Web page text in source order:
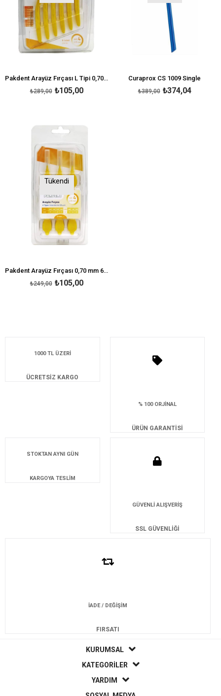
Pakdent Arayüz Fırçası L Tipi 0,70 mm 6'lı - Sarı
₺105,00
₺289,00
Curaprox CS 1009 Single
₺374,04
₺389,00
Tükendi
Pakdent Arayüz Fırçası 0,70 mm 6'lı - Sarı
₺105,00
₺249,00
1000 TL ÜZERİ
ÜCRETSİZ KARGO
% 100 ORJİNAL
ÜRÜN GARANTİSİ
STOKTAN AYNI GÜN
KARGOYA TESLİM
GÜVENLİ ALIŞVERİŞ
SSL GÜVENLİĞİ
İADE / DEĞİŞİM
FIRSATI
KURUMSAL
KATEGORİLER
YARDIM